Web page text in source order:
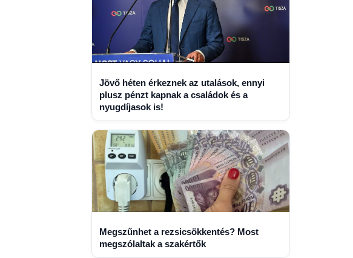
Jövő héten érkeznek az utalások, ennyi
plusz pénzt kapnak a családok és a
nyugdíjasok is!
Megszűnhet a rezsicsökkentés? Most
megszólaltak a szakértők